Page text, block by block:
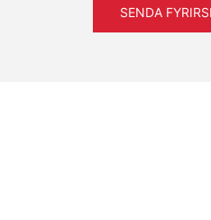
SENDA